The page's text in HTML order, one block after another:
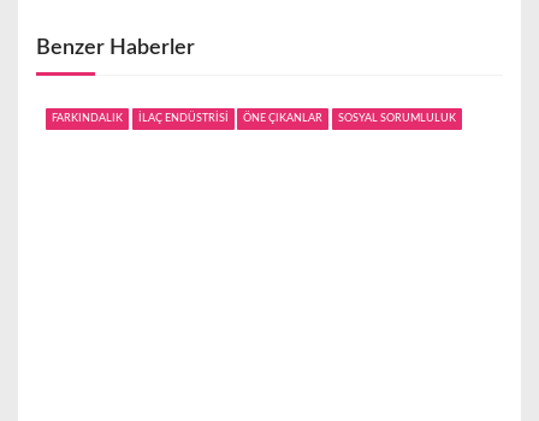
i
n
Benzer Haberler
FARKINDALIK İLAÇ ENDÜSTRİSİ ÖNE ÇIKANLAR SOSYAL SORUMLULUK